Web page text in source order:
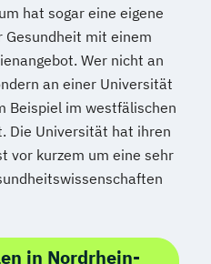
hat sogar eine eigene
mit einem
Wer nicht an
an einer Universität
Beispiel im westfälischen
Die Universität hat ihren
vor kurzem um eine sehr
in Nordrhein-